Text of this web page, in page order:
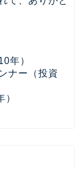
年）
ナー（投資